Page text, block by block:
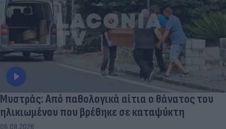
Μυστράς: Από παθολογικά αίτια ο θάνατος του
ηλικιωμένου που βρέθηκε σε καταψύκτη
06.08.2026